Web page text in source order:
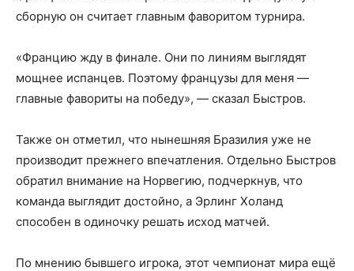
сборную он считает главным фаворитом турнира.
«Францию жду в финале. Они по линиям выглядят
мощнее испанцев. Поэтому французы для меня —
главные фавориты на победу», — сказал Быстров.
Также он отметил, что нынешняя Бразилия уже не
производит прежнего впечатления. Отдельно Быстров
обратил внимание на Норвегию, подчеркнув, что
команда выглядит достойно, а Эрлинг Холанд
способен в одиночку решать исход матчей.
По мнению бывшего игрока, этот чемпионат мира ещё